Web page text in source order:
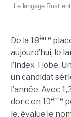
Le langage Rust
De la 18ème
aujourd’hui, le
l’index Tiobe.
un candidat
l’année. Avec
donc en 10ème
le, évalue le